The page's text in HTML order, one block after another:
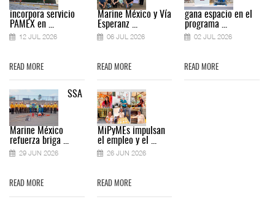
incorpora servicio
PAMEX en ...
12 JUL 2026
READ MORE
SSA
Marine México
refuerza briga ...
29 JUN 2026
READ MORE
Marine México y Vía
Esperanz ...
06 JUL 2026
READ MORE
MiPyMEs impulsan
el empleo y el ...
26 JUN 2026
READ MORE
gana espacio en el
programa ...
02 JUL 2026
READ MORE